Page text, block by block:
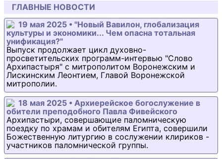
ГЛАВНЫЕ НОВОСТИ
19 мая 2025 • "Новый Вавилон, глобализация
культуры и экономики... Чем опасна тотальная
унификация?"
Выпуск продолжает цикл духовно-
просветительских программ-интервью "Слово
Архипастыря" с митрополитом Воронежским и
Лискинским Леонтием, Главой Воронежской
митрополии.
18 мая 2025 • Архиерейское богослужение в
обители преподобного Павла Фивейского
Архипастыри, совершающие паломническую
поездку по храмам и обителям Египта, совершили
Божественную литургию в сослужении клириков -
участников паломнической группы.